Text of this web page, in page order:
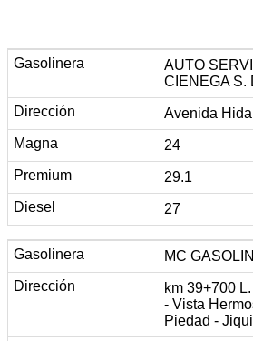
AUTO
CIENEGA S.
Avenida
24
29.1
27
MC
km 39+700
- Vista
Piedad -